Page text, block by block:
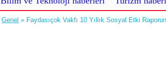
Genel » Faydasıçok Vakfı 10 Yıllık Sosyal Etki